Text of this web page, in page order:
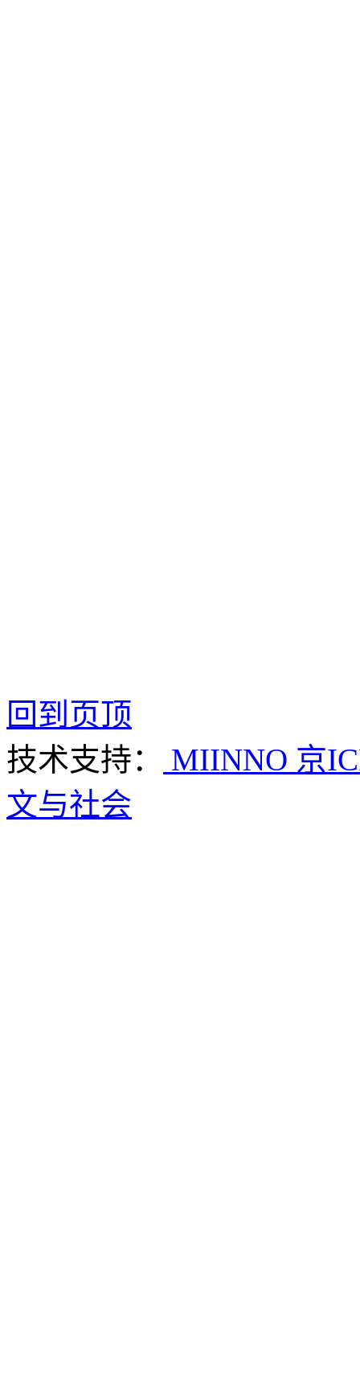
回到页顶
技术支持：
MIINNO 京
文与社会